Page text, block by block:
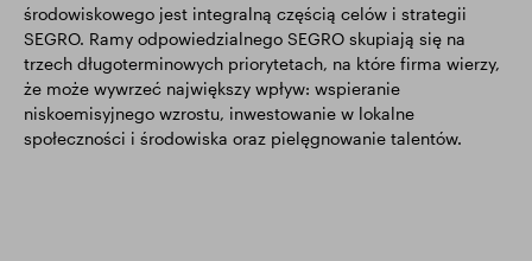
środowiskowego jest integralną częścią celów i strategii
SEGRO. Ramy odpowiedzialnego SEGRO skupiają się na
trzech długoterminowych priorytetach, na które firma wierzy,
że może wywrzeć największy wpływ: wspieranie
niskoemisyjnego wzrostu, inwestowanie w lokalne
społeczności i środowiska oraz pielęgnowanie talentów.